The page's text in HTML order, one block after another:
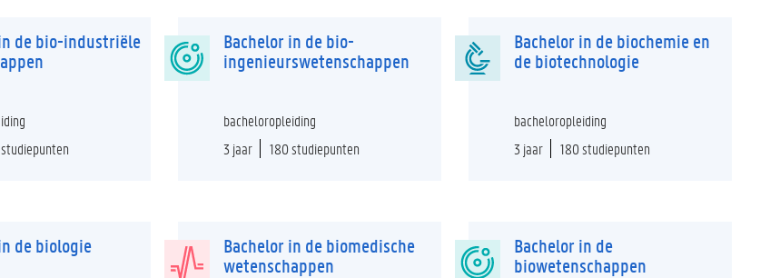
de bio-industriële
Bachelor in de bio-
ingenieurswetenschappen
bacheloropleiding
3 jaar
180 studiepunten
Bachelor in de biochemie en
de biotechnologie
bacheloropleiding
3 jaar
180 studiepunten
de biologie
Bachelor in de biomedische
wetenschappen
Bachelor in de
biowetenschappen